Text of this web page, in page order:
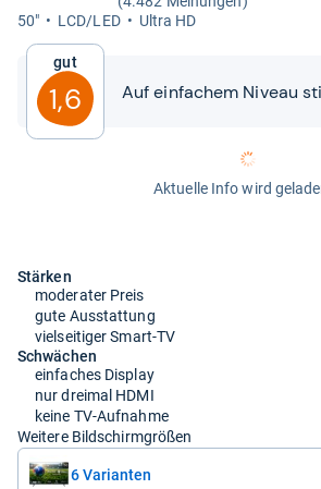
50"
LCD/LED Ultra HD
Gut
1,6 Auf ein­fa­chem Niveau
Aktuelle Info wird
Stärken
moderater Preis
gute Ausstattung
vielseitiger Smart-TV
Schwächen
einfaches Display
nur dreimal HDMI
keine TV-Aufnahme
Weitere Bildschirmgrößen
6 Varianten